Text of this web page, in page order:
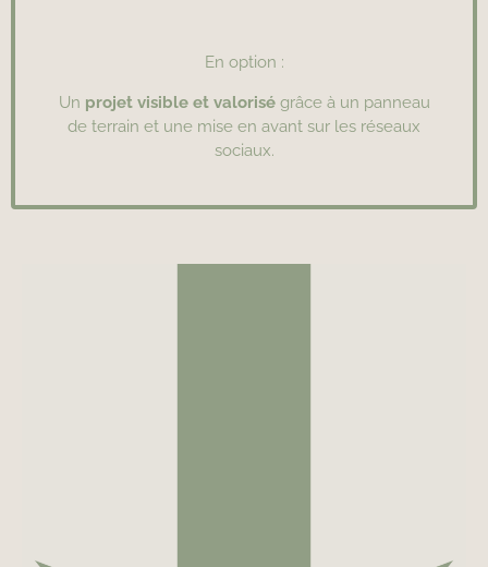
En option :
Un projet visible et valoriségrâce à un panneau
de terrain et une mise en avant sur les réseaux
sociaux.